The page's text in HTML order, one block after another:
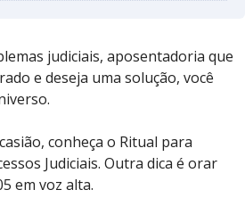
judiciais, aposentadoria que
e deseja uma solução, você
conheça o Ritual para
Judiciais. Outra dica é orar
em voz alta.